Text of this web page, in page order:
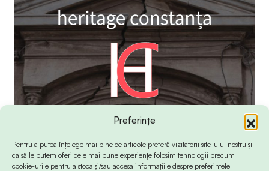
Preferințe
Pentru a putea înțelege mai bine ce articole preferă vizitatorii site-ului nostru și
ca să le putem oferi cele mai bune experiențe folosim tehnologii precum
cookie-urile pentru a stoca și/sau accesa informațiile despre preferințele